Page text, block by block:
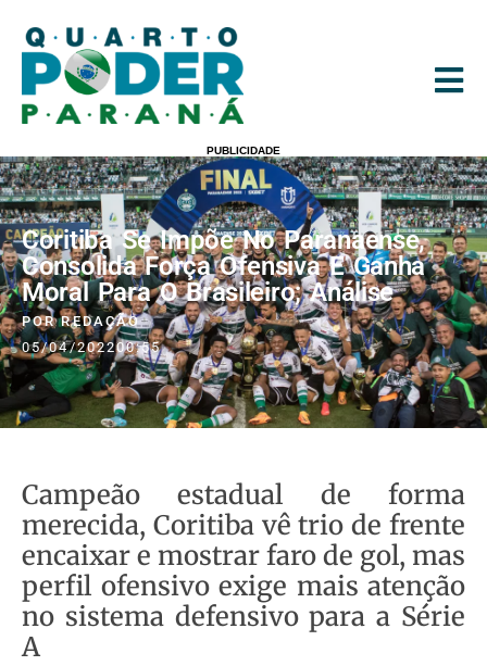
PUBLICIDADE
Coritiba Se Impõe No Paranaense,
Consolida Força Ofensiva E Ganha
Moral Para O Brasileiro; Análise
PORREDAÇÃO
05/04/202200:55
Campeão estadual de forma
merecida, Coritiba vê trio de frente
encaixar e mostrar faro de gol, mas
perfil ofensivo exige mais atenção
no sistema defensivo para a Série
A